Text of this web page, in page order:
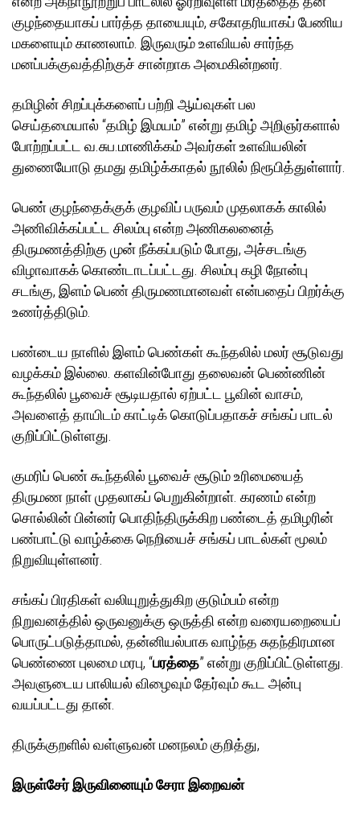
குழந்தையாகப் பார்த்த தாயையும், சகோதரியாகப் பேணிய
மகளையும் காணலாம். இருவரும் உளவியல் சார்ந்த
மனப்பக்குவத்திற்குச் சான்றாக அமைகின்றனர்.
தமிழின் சிறப்புக்களைப் பற்றி ஆய்வுகள் பல
செய்தமையால் “தமிழ் இமயம்” என்று தமிழ் அறிஞர்களால்
போற்றப்பட்ட வ.சுப.மாணிக்கம் அவர்கள் உளவியலின்
துணையோடு தமது தமிழ்க்காதல் நூலில் நிரூபித்துள்ளார்.
பெண் குழந்தைக்குக் குழவிப் பருவம் முதலாகக் காலில்
அணிவிக்கப்பட்ட சிலம்பு என்ற அணிகலனைத்
திருமணத்திற்கு முன் நீக்கப்படும் போது, அச்சடங்கு
விழாவாகக் கொண்டாடப்பட்டது. சிலம்பு கழி நோன்பு
சடங்கு, இளம் பெண் திருமணமானவள் என்பதைப் பிறர்க்கு
உணர்த்திடும்.
பண்டைய நாளில் இளம் பெண்கள் கூந்தலில் மலர் சூடுவது
வழக்கம் இல்லை. களவின்போது தலைவன் பெண்ணின்
கூந்தலில் பூவைச் சூடியதால் ஏற்பட்ட பூவின் வாசம்,
அவளைத் தாயிடம் காட்டிக் கொடுப்பதாகச் சங்கப் பாடல்
குறிப்பிட்டுள்ளது.
குமரிப் பெண் கூந்தலில் பூவைச் சூடும் உரிமையைத்
திருமண நாள் முதலாகப் பெறுகின்றாள். கரணம் என்ற
சொல்லின் பின்னர் பொதிந்திருக்கிற பண்டைத் தமிழரின்
பண்பாட்டு வாழ்க்கை நெறியைச் சங்கப் பாடல்கள் மூலம்
நிறுவியுள்ளனர்.
சங்கப் பிரதிகள் வலியுறுத்துகிற குடும்பம் என்ற
நிறுவனத்தில் ஒருவனுக்கு ஒருத்தி என்ற வரையறையைப்
பொருட்படுத்தாமல், தன்னியல்பாக வாழ்ந்த சுதந்திரமான
பெண்ணை புலமை மரபு, “பரத்தை” என்று குறிப்பிட்டுள்ளது.
அவளுடைய பாலியல் விழைவும் தேர்வும் கூட அன்பு
வயப்பட்டது தான்.
திருக்குறளில் வள்ளுவன் மனநலம் குறித்து,
இருள்சேர் இருவினையும் சேரா இறைவன்